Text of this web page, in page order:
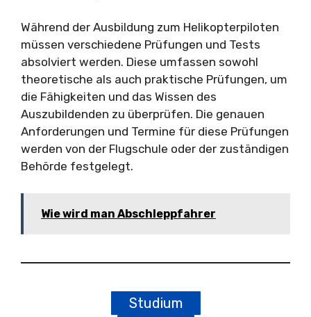
Während der Ausbildung zum Helikopterpiloten
müssen verschiedene Prüfungen und Tests
absolviert werden. Diese umfassen sowohl
theoretische als auch praktische Prüfungen, um
die Fähigkeiten und das Wissen des
Auszubildenden zu überprüfen. Die genauen
Anforderungen und Termine für diese Prüfungen
werden von der Flugschule oder der zuständigen
Behörde festgelegt.
Wie wird man Abschleppfahrer
Studium